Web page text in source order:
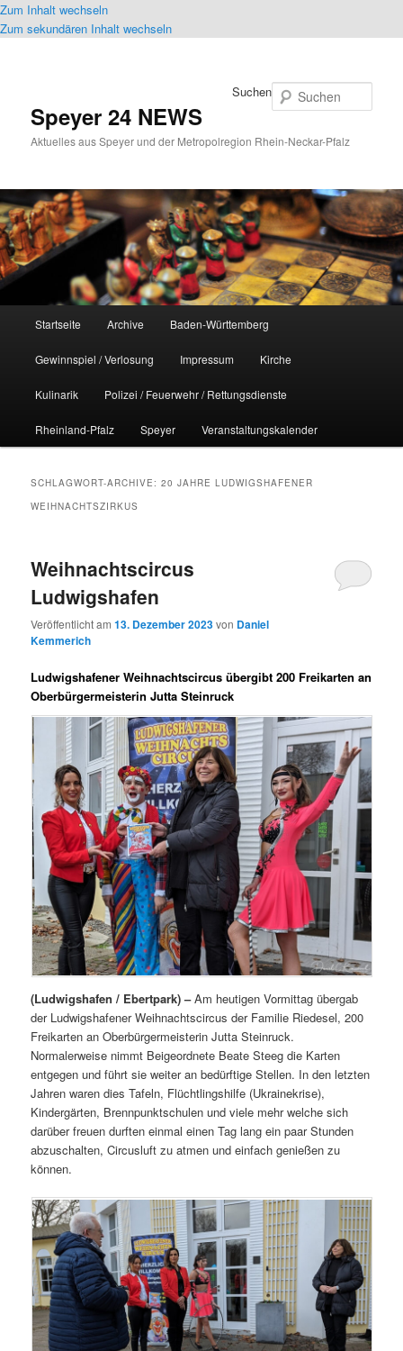
Zum Inhalt wechseln
Zum sekundären Inhalt wechseln
Speyer 24 NEWS
Aktuelles aus Speyer und der Metropolregion Rhein-Neckar-Pfalz
Suchen
Startseite Archive Baden-Württemberg
Gewinnspiel / Verlosung Impressum Kirche
Kulinarik Polizei / Feuerwehr / Rettungsdienste
Rheinland-Pfalz Speyer Veranstaltungskalender
SCHLAGWORT-ARCHIVE:20 JAHRE LUDWIGSHAFENER
WEIHNACHTSZIRKUS
Weihnachtscircus
Ludwigshafen
Veröffentlicht am13. Dezember 2023von Daniel
Kemmerich
Ludwigshafener Weihnachtscircus übergibt 200 Freikarten an
Oberbürgermeisterin Jutta Steinruck
(Ludwigshafen / Ebertpark) –Am heutigen Vormittag übergab
der Ludwigshafener Weihnachtscircus der Familie Riedesel, 200
Freikarten an Oberbürgermeisterin Jutta Steinruck.
Normalerweise nimmt Beigeordnete Beate Steeg die Karten
entgegen und führt sie weiter an bedürftige Stellen. In den letzten
Jahren waren dies Tafeln, Flüchtlingshilfe (Ukrainekrise),
Kindergärten, Brennpunktschulen und viele mehr welche sich
darüber freuen durften einmal einen Tag lang ein paar Stunden
abzuschalten, Circusluft zu atmen und einfach genießen zu
können.